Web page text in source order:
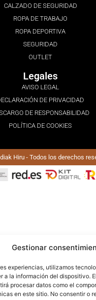
Gestionar
experiencias, utilizamos
a la información del dispositivo.
procesar datos como el
en este sitio. No consentir o
CALZADO DE SEGURIDAD
ROPA DE TRABAJO
ROPA DEPORTIVA
SEGURIDAD
OUTLET
Legales
AVISO LEGAL
DE PRIVACIDAD
DE RESPONSABILIDAD
POLÍTICA DE COOKIES
Hiru - Todos los derechos